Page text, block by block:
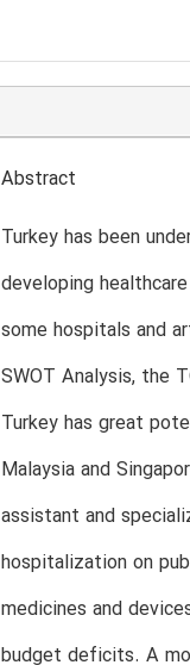
Abstract
Turkey has been
developing
some hospitals and
SWOT Analysis, the
Turkey has great
Malaysia and
assistant and
hospitalization on
medicines and
budget deficits. A